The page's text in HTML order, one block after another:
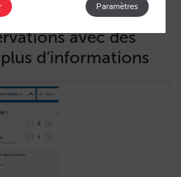
avec des
d’informations
Paramètres